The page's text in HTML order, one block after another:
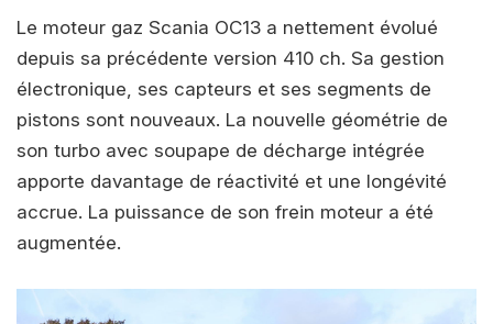
Le moteur gaz Scania OC13 a nettement évolué
depuis sa précédente version 410 ch. Sa gestion
électronique, ses capteurs et ses segments de
pistons sont nouveaux. La nouvelle géométrie de
son turbo avec soupape de décharge intégrée
apporte davantage de réactivité et une longévité
accrue. La puissance de son frein moteur a été
augmentée.